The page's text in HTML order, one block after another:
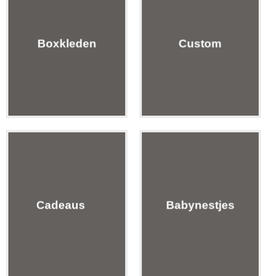
Boxkleden Custom
Cadeaus Babynestjes